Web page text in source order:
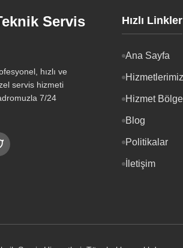
Servis
hızlı ve
servis hizmeti
7/24
Hızlı Linkler
Ana Sayfa
Hizmetlerimiz
Hizmet
Blog
Politikalar
İletişim